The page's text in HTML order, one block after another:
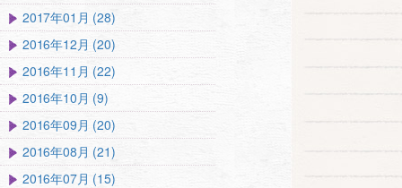
2017年01月 (28)
2016年12月 (20)
2016年11月 (22)
2016年10月 (9)
2016年09月 (20)
2016年08月 (21)
2016年07月 (15)